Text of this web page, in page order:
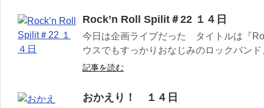
Rock’n Roll Spilit＃22 １４日
今日は企画ライブだった タイトルは『
ウスでもすっかりおなじみのロックバン
記事を読む
おかえり！ １４日